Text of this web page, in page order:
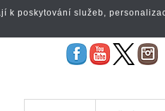
k poskytování služeb,